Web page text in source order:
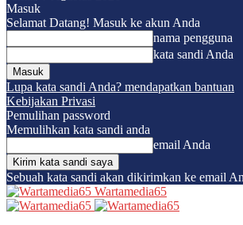
Masuk
Selamat Datang! Masuk ke akun Anda
nama pengguna
kata sandi Anda
Lupa kata sandi Anda? mendapatkan bantuan
Kebijakan Privasi
Pemulihan password
Memulihkan kata sandi anda
email Anda
Sebuah kata sandi akan dikirimkan ke email
Wartamedia65